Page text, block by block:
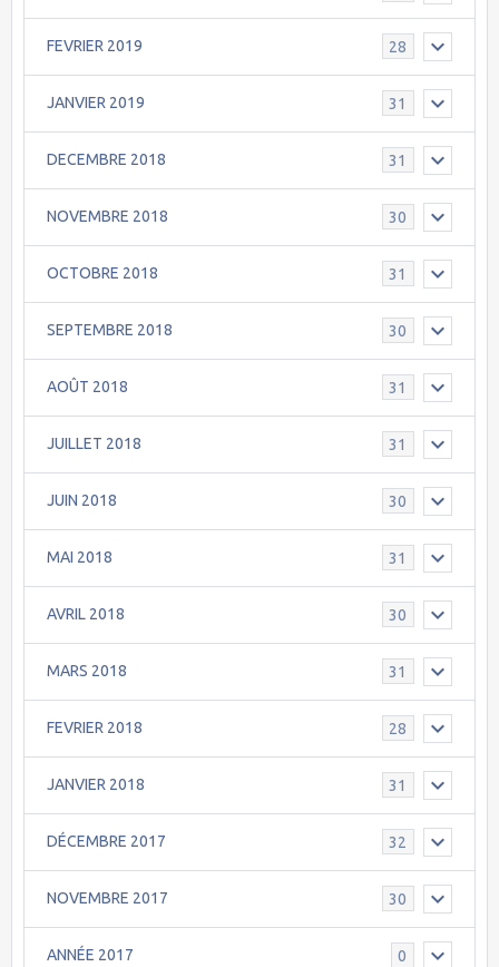
FEVRIER 2019 28
JANVIER 2019 31
DECEMBRE 2018 31
NOVEMBRE 2018 30
OCTOBRE 2018 31
SEPTEMBRE 2018 30
AOÛT 2018 31
JUILLET 2018 31
JUIN 2018 30
MAI 2018 31
AVRIL 2018 30
MARS 2018 31
FEVRIER 2018 28
JANVIER 2018 31
DÉCEMBRE 2017 32
NOVEMBRE 2017 30
ANNÉE 2017 0